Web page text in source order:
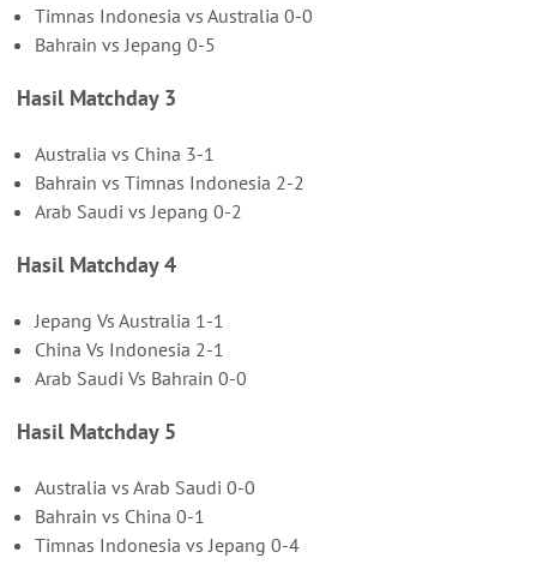
Timnas Indonesia vs Australia 0-0
Bahrain vs Jepang 0-5
Hasil Matchday 3
Australia vs China 3-1
Bahrain vs Timnas Indonesia 2-2
Arab Saudi vs Jepang 0-2
Hasil Matchday 4
Jepang Vs Australia 1-1
China Vs Indonesia 2-1
Arab Saudi Vs Bahrain 0-0
Hasil Matchday 5
Australia vs Arab Saudi 0-0
Bahrain vs China 0-1
Timnas Indonesia vs Jepang 0-4